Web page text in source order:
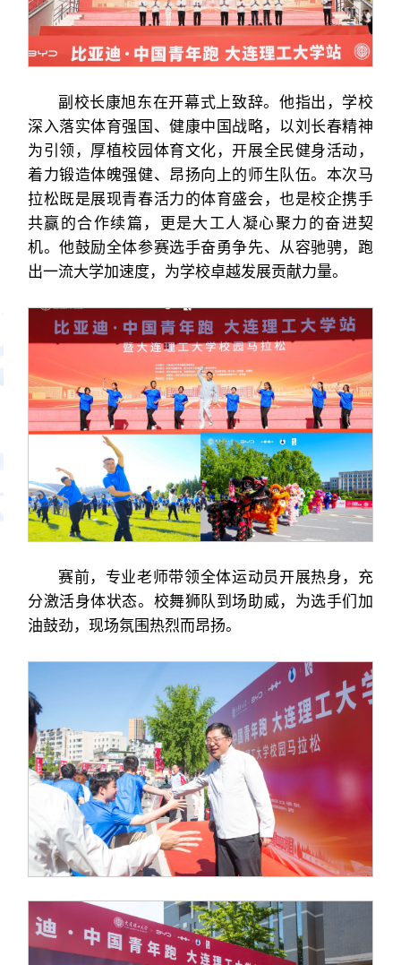
副校长康旭东在开幕式上致辞。他指出，学校
深入落实体育强国、健康中国战略，以刘长春精神
为引领，厚植校园体育文化，开展全民健身活动，
着力锻造体魄强健、昂扬向上的师生队伍。本次马
拉松既是展现青春活力的体育盛会，也是校企携手
共赢的合作续篇，更是大工人凝心聚力的奋进契
机。他鼓励全体参赛选手奋勇争先、从容驰骋，跑
出一流大学加速度，为学校卓越发展贡献力量。
赛前，专业老师带领全体运动员开展热身，充
分激活身体状态。校舞狮队到场助威，为选手们加
油鼓劲，现场氛围热烈而昂扬。